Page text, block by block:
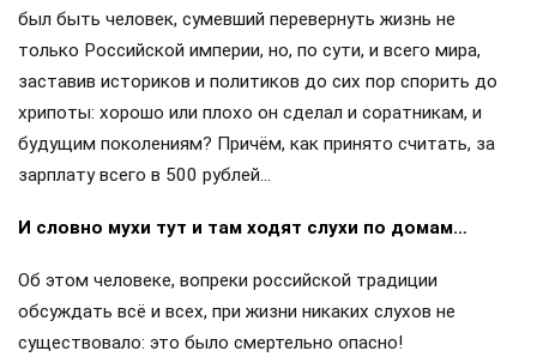
был быть человек, сумевший перевернуть жизнь не
только Российской империи, но, по сути, и всего мира,
заставив историков и политиков до сих пор спорить до
хрипоты: хорошо или плохо он сделал и соратникам, и
будущим поколениям? Причём, как принято считать, за
зарплату всего в 500 рублей…
И словно мухи тут и там ходят слухи по домам…
Об этом человеке, вопреки российской традиции
обсуждать всё и всех, при жизни никаких слухов не
существовало: это было смертельно опасно!